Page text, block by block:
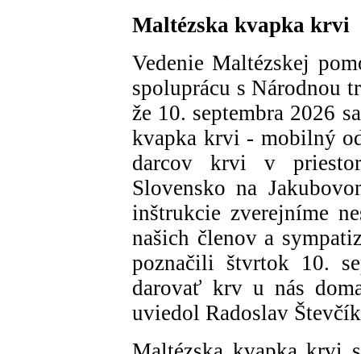
Maltézska kvapka krvi
Vedenie Maltézskej
spoluprácu s Národnou
že 10. septembra 2026
kvapka krvi - mobilný
darcov krvi v
Slovensko na
inštrukcie zverejníme
našich členov a
poznačili štvrtok 10.
darovať krv u nás
uviedol Radoslav